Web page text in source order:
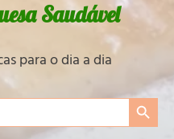
Saudável
para o dia a dia
Search Button